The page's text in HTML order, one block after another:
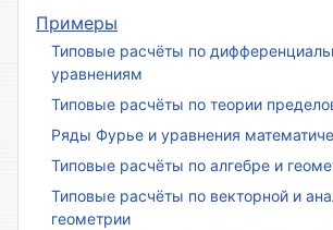
Примеры
Типовые расчёты по
уравнениям
Типовые расчёты по теории
Ряды Фурье и уравнения
Типовые расчёты по алгебре и
Типовые расчёты по векторной и
геометрии